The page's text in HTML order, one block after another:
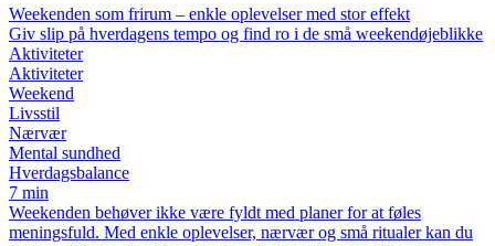
Weekenden som frirum – enkle oplevelser med stor effekt
Giv slip på hverdagens tempo og find ro i de små weekendøjeblikke
Aktiviteter
Aktiviteter
Weekend
Livsstil
Nærvær
Mental sundhed
Hverdagsbalance
7 min
Weekenden behøver ikke være fyldt med planer for at føles
meningsfuld. Med enkle oplevelser, nærvær og små ritualer kan du